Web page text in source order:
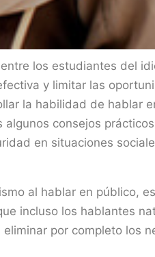
los estudiantes del
y limitar las
la habilidad de hablar
consejos
en situaciones
al hablar en público,
incluso los hablantes
por completo los